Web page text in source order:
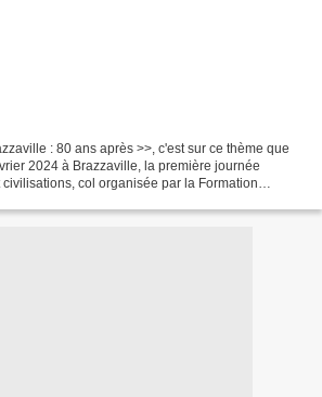
: 80 ans après >>, c'est sur ce thème que
2024 à Brazzaville, la première journée
col organisée par la Formation